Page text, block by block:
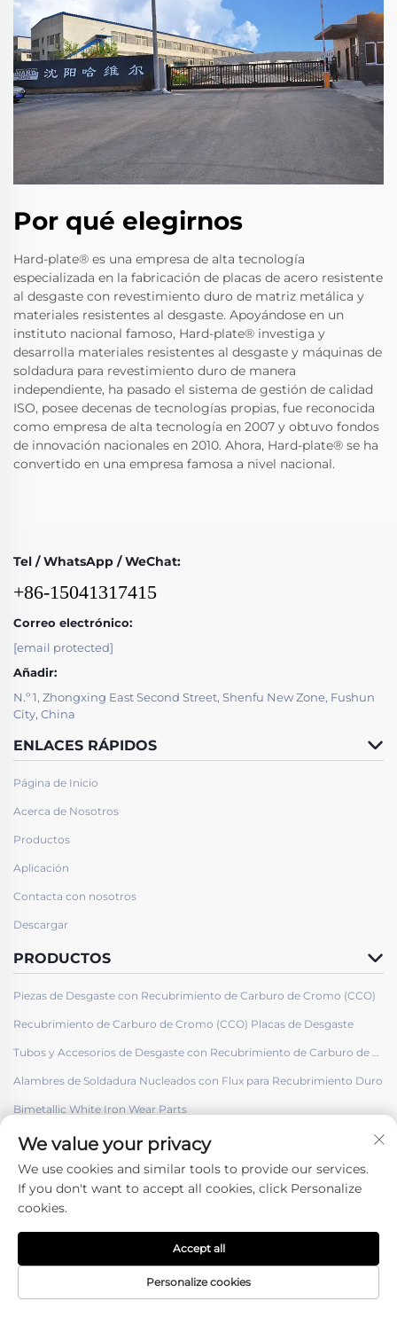
Por qué elegirnos
Hard-plate® es una empresa de alta tecnología
especializada en la fabricación de placas de acero resistente
al desgaste con revestimiento duro de matriz metálica y
materiales resistentes al desgaste. Apoyándose en un
instituto nacional famoso, Hard-plate® investiga y
desarrolla materiales resistentes al desgaste y máquinas de
soldadura para revestimiento duro de manera
independiente, ha pasado el sistema de gestión de calidad
ISO, posee decenas de tecnologías propias, fue reconocida
como empresa de alta tecnología en 2007 y obtuvo fondos
de innovación nacionales en 2010. Ahora, Hard-plate® se ha
convertido en una empresa famosa a nivel nacional.
Tel / WhatsApp / WeChat:
+86-15041317415
Correo electrónico:
[email protected]
Añadir:
N.º 1, Zhongxing East Second Street, Shenfu New Zone, Fushun
City, China
ENLACES RÁPIDOS
Página de Inicio
Acerca de Nosotros
Productos
Aplicación
Contacta con nosotros
Descargar
PRODUCTOS
Piezas de Desgaste con Recubrimiento de Carburo de Cromo (CCO)
Recubrimiento de Carburo de Cromo (CCO) Placas de Desgaste
Alambres de Soldadura Nucleados con Flux para Recubrimiento Duro
Bimetallic White Iron Wear Parts
Derechos de autor © Shenyang Hard Welding Surface Engineering
Co., ltd. -Política de privacidad
We value your privacy
We use cookies and similar tools to provide our services.
If you don't want to accept all cookies, click Personalize
cookies.
Personalize cookies
Accept all